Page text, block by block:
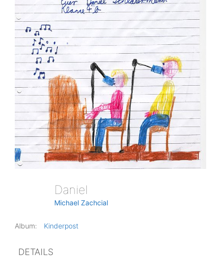
Daniel
Michael Zachcial
Album: Kinderpost
DETAILS